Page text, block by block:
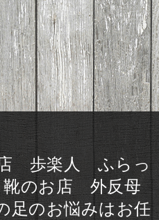
店 歩楽人 ふらっ
のお店 外反母
のお悩みはお任